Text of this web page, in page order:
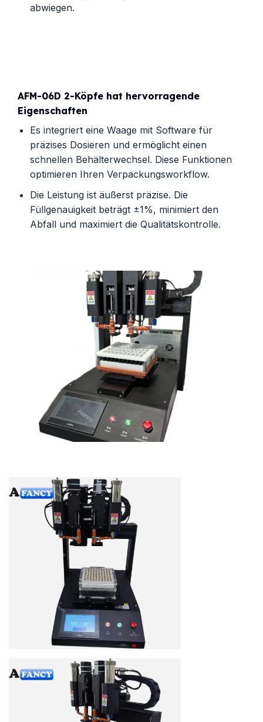
abwiegen.
AFM-06D 2-Köpfe hat hervorragende
Eigenschaften
Es integriert eine Waage mit Software für
präzises Dosieren und ermöglicht einen
schnellen Behälterwechsel. Diese Funktionen
optimieren Ihren Verpackungsworkflow.
Die Leistung ist äußerst präzise. Die
Füllgenauigkeit beträgt ±1%, minimiert den
Abfall und maximiert die Qualitätskontrolle.